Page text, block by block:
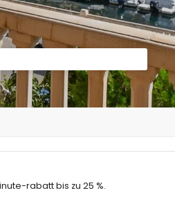
rabatt bis zu 25 %.